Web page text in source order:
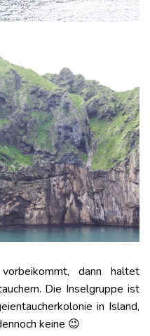
dann haltet
Die Inselgruppe ist
in Island,
keine 😉